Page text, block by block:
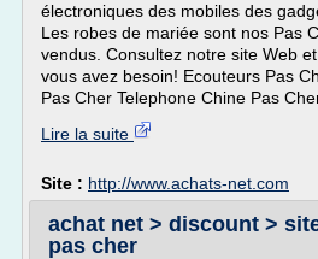
électroniques des mobiles des
Les robes de mariée sont nos Pas
vendus. Consultez notre site Web
vous avez besoin! Ecouteurs Pas
Pas Cher Telephone Chine Pas
Lire la suite
Site : http://www.achats-net.com
achat net > discount >
pas cher